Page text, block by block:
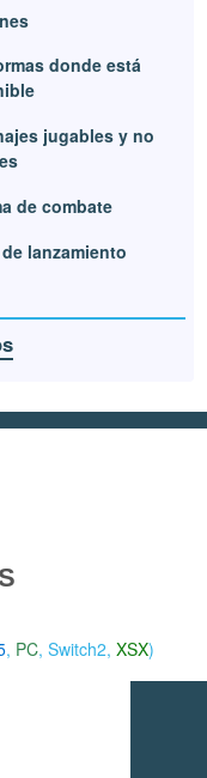
donde está
jugables y no
de combate
lanzamiento
, PC,Switch2,XSX)